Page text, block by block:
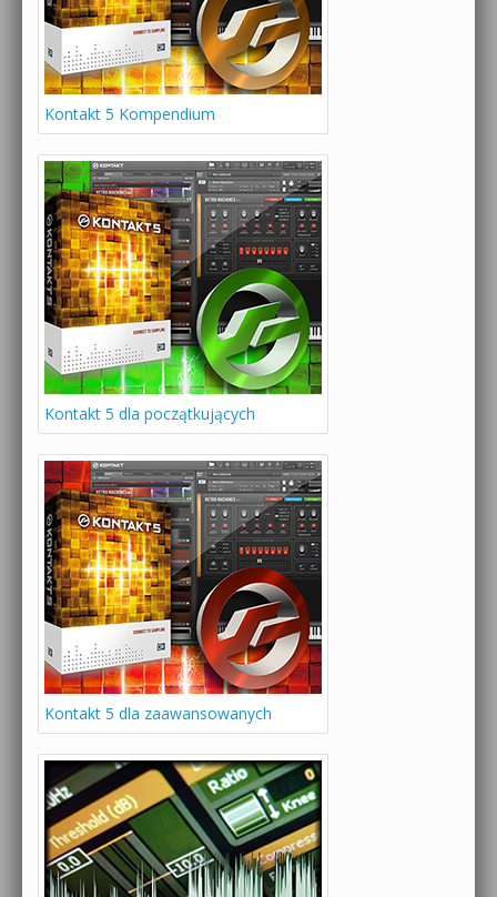
Kontakt 5 Kompendium
Kontakt 5 dla początkujących
Kontakt 5 dla zaawansowanych